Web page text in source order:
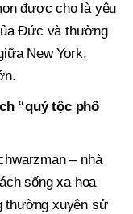
được cho là yêu
Đức và thường
New York,
“quý tộc phố
– nhà
sống xa hoa
thường xuyên sử